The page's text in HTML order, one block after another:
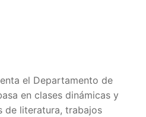
el Departamento de
en clases dinámicas y
de literatura, trabajos